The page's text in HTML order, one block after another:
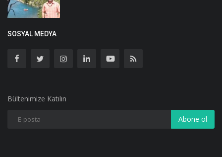
SOSYAL MEDYA
Bültenimize Katılın
Abone ol